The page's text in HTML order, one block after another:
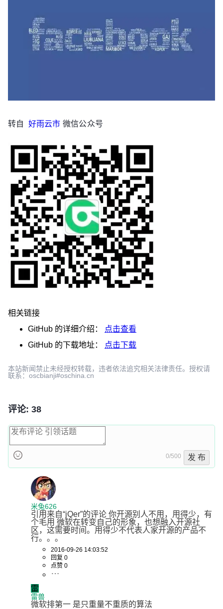
转自好雨云市 微信公众号
相关链接
GitHub 的详细介绍：
点击查看
GitHub 的下载地址： 点击下载
本站新闻禁止未经授权转载，违者依法追究相关法律责任。授权请
联系：oscbianji#oschina.cn
评论: 38
0/500 发 布
米兔626
引用来自“jQer”的评论 你开源别人不用，用得少，有
个毛用 微软在转变自己的形象，也想融入开源社
区，这需要时间。用得少不代表人家开源的产品不
行。。。
2016-09-26 14:03:52
回复 0
点赞 0
雷
雷兽
微软排第一 是只重量不重质的算法